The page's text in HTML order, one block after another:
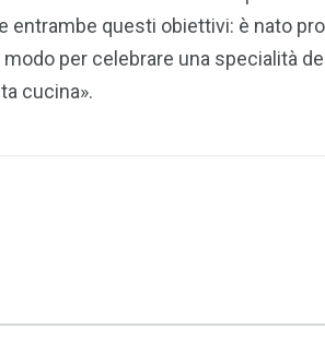
entrambe questi obiettivi: è nato
per celebrare una specialità
cucina».